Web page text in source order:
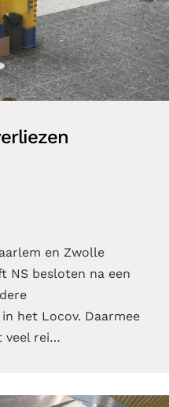
en Zwolle
NS besloten na een
het Locov. Daarmee
veel rei…